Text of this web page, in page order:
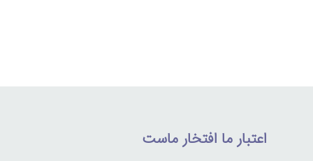
اعتبار ما افتخار ماست